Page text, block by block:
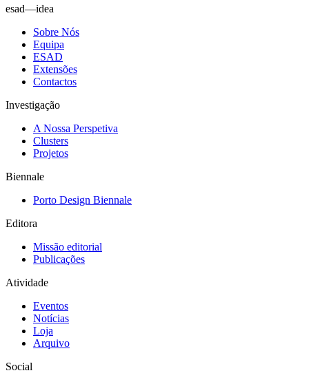
esad—idea
Sobre Nós
Equipa
ESAD
Extensões
Contactos
Investigação
A Nossa Perspetiva
Clusters
Projetos
Biennale
Porto Design Biennale
Editora
Missão editorial
Publicações
Atividade
Eventos
Notícias
Loja
Arquivo
Social